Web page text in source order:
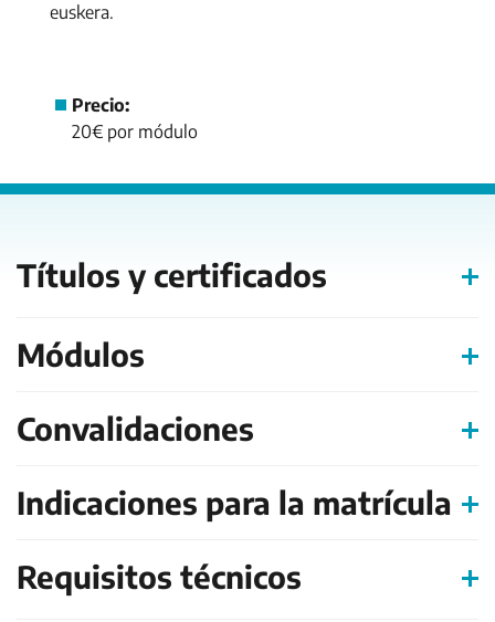
euskera.
Precio:
20€ por módulo
Títulos y certificados
Módulos
Convalidaciones
Indicaciones para la matrícula
Requisitos técnicos